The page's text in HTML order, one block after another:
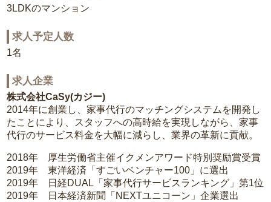
3LDKのマンション
求人予定人数
1名
求人企業
株式会社CaSy(カジー)
2014年に創業し、家事代行のマッチングシステムを開発し
たことにより、スタッフへの高時給を実現しながら、家事
代行のサービス料金を大幅に減らし、業界の革新に貢献。
2018年 厚生労働省主催イクメンアワード特別奨励賞受賞
2019年 東洋経済「すごいベンチャー100」に選出
2019年 日経DUAL「家事代行サービスランキング」第1位
2019年 日本経済新聞「NEXTユニコーン」企業選出